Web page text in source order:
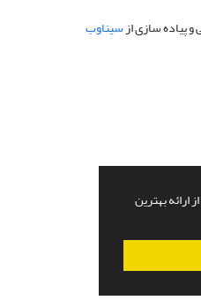
ارائه بهترین
پیاده سازی ازسیناوب